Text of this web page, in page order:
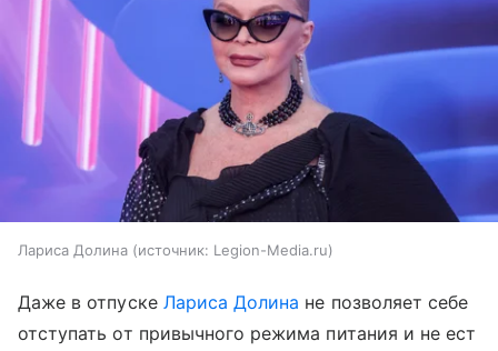
Лариса Долина источник: Legion-Media.ru
Даже в отпуске Лариса Долина не позволяет себе
отступать от привычного режима питания и не ест